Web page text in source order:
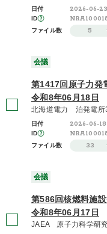
日付 2026-06-23
ID
ファイル数 5
会議
第1417回原子力発
令和8年06月18日
北海道電力 泊発電所
日付 2026-06-18
ID
ファイル数 33
会議
第586回核燃料施
令和8年06月17日
JAEA 原子力科学研